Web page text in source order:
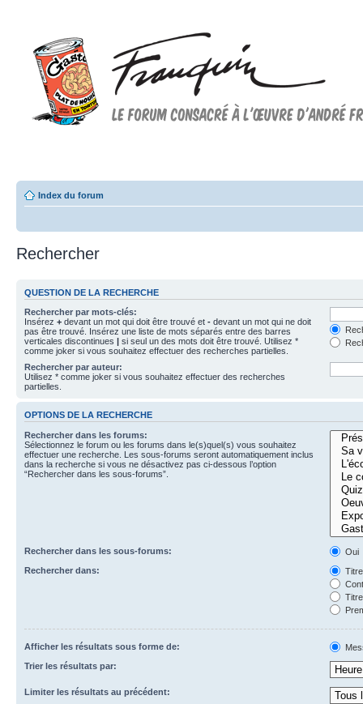
Index du forum
Rechercher
QUESTION DE LA RECHERCHE
Rechercher par mots-clés:
Insérez + devant un mot qui doit être trouvé et - devant un mot qui ne doit
pas être trouvé. Insérez une liste de mots séparés entre des barres
verticales discontinues | si seul un des mots doit être trouvé. Utilisez *
comme joker si vous souhaitez effectuer des recherches partielles.
Rechercher par auteur:
Utilisez * comme joker si vous souhaitez effectuer des recherches
partielles.
OPTIONS DE LA RECHERCHE
Rechercher dans les forums:
Sélectionnez le forum ou les forums dans le(s)quel(s) vous souhaitez
effectuer une recherche. Les sous-forums seront automatiquement inclus
dans la recherche si vous ne désactivez pas ci-dessous l’option
“Rechercher dans les sous-forums”.
Rechercher dans les sous-forums:
Oui
Rechercher dans:
Afficher les résultats sous forme de:
Trier les résultats par:
Limiter les résultats au précédent: